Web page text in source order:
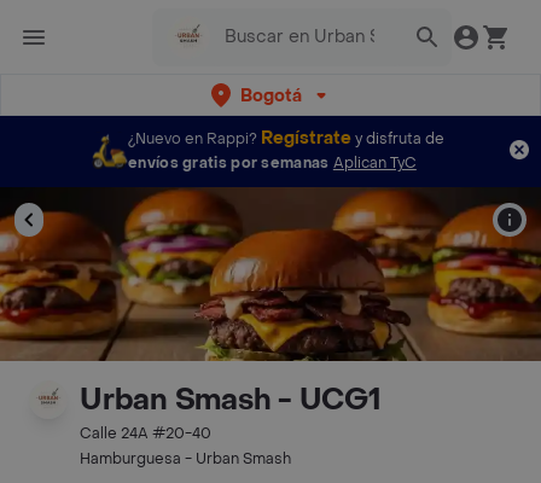
Bogotá
¿Nuevo en Rappi? Regístratey disfruta de
envíos gratis por semanas Aplican TyC
Urban Smash - UCG1
Calle 24A #20-40
Hamburguesa - Urban Smash